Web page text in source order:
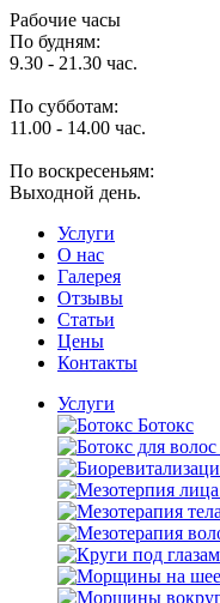
Рабочие часы
По будням:
9.30 - 21.30 час.
По субботам:
11.00 - 14.00 час.
По воскресеньям:
Выходной день.
Услуги
O нас
Галерея
Отзывы
Статьи
Цены
Контакты
Услуги
Ботокс